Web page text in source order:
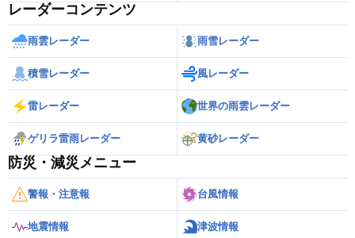
レーダーコンテンツ
雨雲レーダー 雨雪レーダー
積雪レーダー 風レーダー
雷レーダー 世界の雨雲レーダー
ゲリラ雷雨レーダー 黄砂レーダー
防災・減災メニュー
警報・注意報 台風情報
地震情報 津波情報